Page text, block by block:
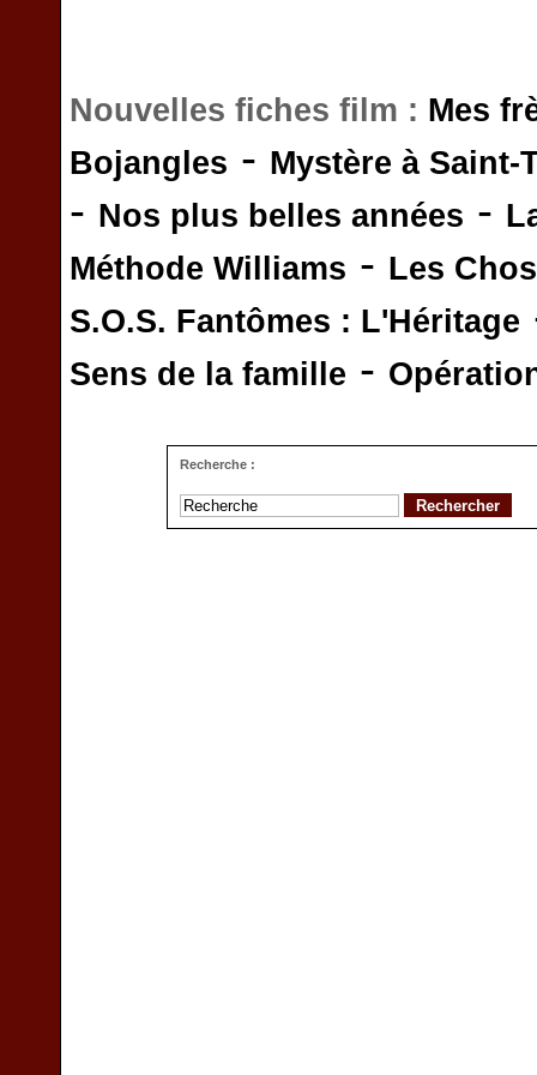
Nouvelles fiches film : Mes
Bojangles - Mystère à Saint-
- Nos plus belles années -
Méthode Williams - Les
S.O.S. Fantômes : L'Héritage
Sens de la famille -
Recherche :